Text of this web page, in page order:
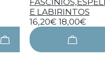
E LABIRINTOS
16,20€ 18,00€